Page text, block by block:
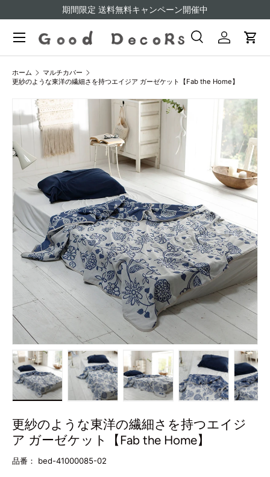
コンテンツへスキップ
期間限定 送料無料キャンペーン開催中
検索
検索 ログインカー
ホーム
マルチカバー
更紗のような東洋の繊細さを持つエイジア ガーゼケット【Fab the Home】
商品情報にスキップ
更紗のような東洋の繊細さを持つエイジ
ア ガーゼケット【Fab the Home】
品番： bed-41000085-02